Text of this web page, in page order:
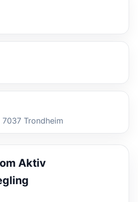
Trondheim
Aktiv